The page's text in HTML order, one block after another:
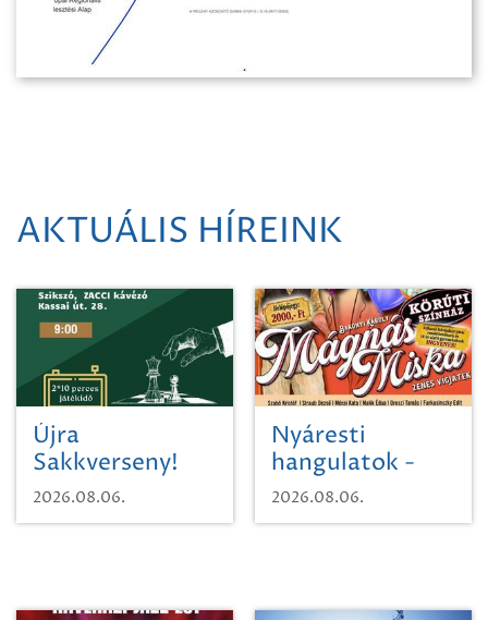
AKTUÁLIS HÍREINK
Újra
Sakkverseny!
2026.08.06.
Nyáresti
hangulatok -
Mágnás Miska
2026.08.06.